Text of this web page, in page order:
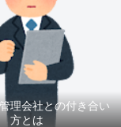
理会社との付き合い
方とは